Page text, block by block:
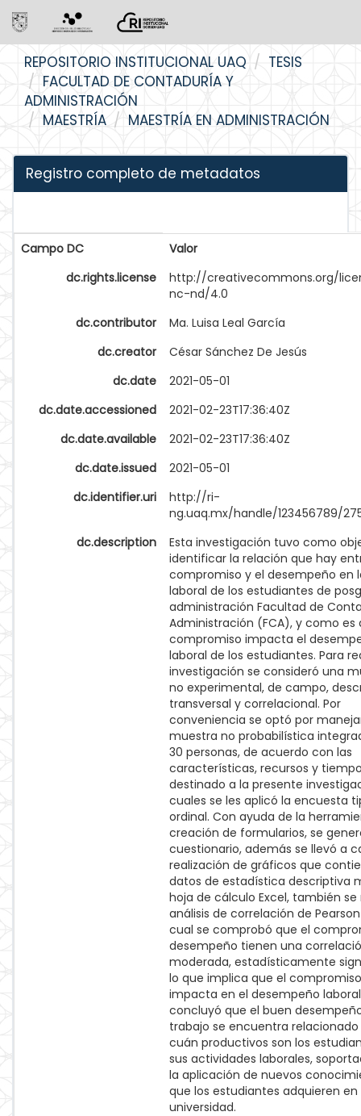
navigation
REPOSITORIO INSTITUCIONAL UAQ
TESIS
FACULTAD DE CONTADURÍA Y
ADMINISTRACIÓN
MAESTRÍA
MAESTRÍA EN ADMINISTRACIÓN
Registro completo de metadatos
Campo DC
Valor
dc.rights.license
http://creativecommons.org/
nc-nd/4.0
dc.contributor
Ma. Luisa Leal García
dc.creator
César Sánchez De Jesús
dc.date
2021-05-01
dc.date.accessioned
2021-02-23T17:36:40Z
dc.date.available
2021-02-23T17:36:40Z
dc.date.issued
2021-05-01
dc.identifier.uri
http://ri-
ng.uaq.mx/handle/123456789/
dc.description
Esta investigación tuvo como
identificar la relación que hay
compromiso y el desempeño en
laboral de los estudiantes de
administración Facultad de
Administración (FCA), y como es
compromiso impacta el
laboral de los estudiantes. Para
investigación se consideró una
no experimental, de campo,
transversal y correlacional. Por
conveniencia se optó por
muestra no probabilística
30 personas, de acuerdo con las
características, recursos y
destinado a la presente
cuales se les aplicó la encuesta
ordinal. Con ayuda de la
creación de formularios, se
cuestionario, además se llevó a
realización de gráficos que
datos de estadística descriptiva
hoja de cálculo Excel, también se
análisis de correlación de
cual se comprobó que el
desempeño tienen una
moderada, estadísticamente
lo que implica que el
impacta en el desempeño
concluyó que el buen
trabajo se encuentra
cuán productivos son los
sus actividades laborales,
la aplicación de nuevos
que los estudiantes adquieren en
universidad.